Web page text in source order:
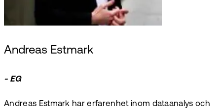
Andreas Estmark
- EG
Andreas Estmark har erfarenhet inom dataanalys och